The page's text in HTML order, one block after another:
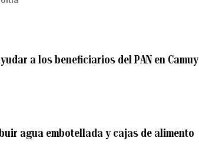
a los beneficiarios del PAN en Camuy
agua embotellada y cajas de alimento